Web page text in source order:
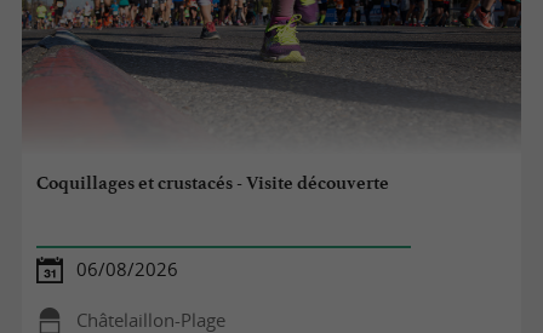
Coquillages et crustacés - Visite découverte
06/08/2026
Châtelaillon-Plage